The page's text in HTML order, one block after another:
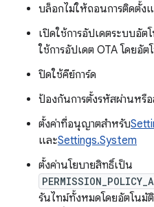
บล็อกไม่ให้ถอนการติดตั้ง
เปิดใช้การอัปเดตระบบอั
ใช้การอัปเดต OTA โดยอัต
ปิดใช้คีย์การ์ด
ป้องกันการตั้งรหัสผ่านหรื
ตั้งค่าที่อนุญาตสำหรับ
และSettings.System
ตั้งค่านโยบายสิทธิ์เป็น
รันไทม์ทั้งหมดโดยอัตโนมั